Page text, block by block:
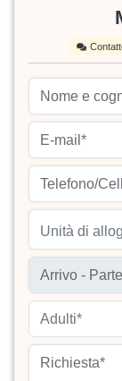
Unità di
Adulti*